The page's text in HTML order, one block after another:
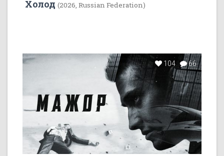
Холод (2026, Russian Federation)
104 66